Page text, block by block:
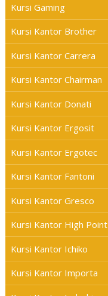
Kursi Gaming
Kursi Kantor Brother
Kursi Kantor Carrera
Kursi Kantor Chairman
Kursi Kantor Donati
Kursi Kantor Ergosit
Kursi Kantor Ergotec
Kursi Kantor Fantoni
Kursi Kantor Gresco
Kursi Kantor High Point
Kursi Kantor Ichiko
Kursi Kantor Importa